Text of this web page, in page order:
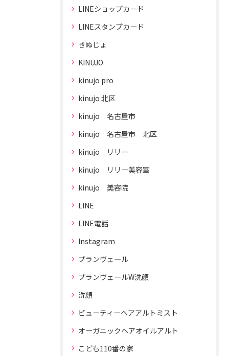
LINEショップカード
LINEスタンプカード
きぬじょ
KINUJO
kinujo pro
kinujo 北区
kinujo 名古屋市
kinujo 名古屋市 北区
kinujo リリー
kinujo リリー美容室
kinujo 美容院
LINE
LINE電話
Instagram
プランヴェール
プランヴェールW洗顔
洗顔
ビューティーヘアアルトミスト
オーガニックヘアオイルアルト
こども110番の家